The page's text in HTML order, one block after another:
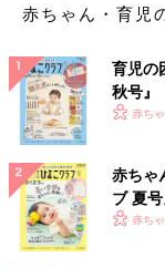
赤ちゃん・育児
育児の
秋号』
いっぱ
赤ち
赤ちゃ
ブ 夏
く！赤ち